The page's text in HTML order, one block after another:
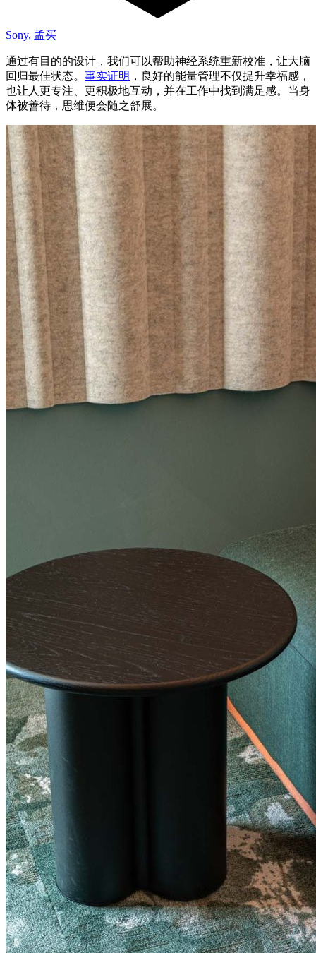
Sony, 孟买
通过有目的的设计，我们可以帮助神经系统重新校准，让大脑
回归最佳状态。 事实证明 ，良好的能量管理不仅提升幸福感，
也让人更专注、更积极地互动，并在工作中找到满足感。当身
体被善待，思维便会随之舒展。